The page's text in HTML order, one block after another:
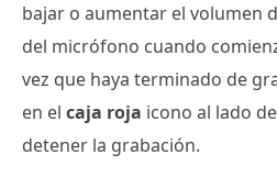
bajar o aumentar el volumen
del micrófono cuando
vez que haya terminado de
en el caja roja icono al lado
detener la grabación.